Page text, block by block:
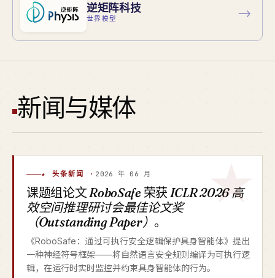
逆矩阵科技
世界模型 →
新闻与媒体
★ 头条新闻 · 2026 年 06 月
课题组论文RoboSafe荣获 ICLR 2026 高
效空间推理研讨会最佳论文奖
（Outstanding Paper） 。
《RoboSafe：通过可执行安全逻辑保护具身智能体》提出
一种神经符号框架——将自然语言安全规则编译为可执行逻
辑，在运行时实时监控并约束具身智能体的行为。